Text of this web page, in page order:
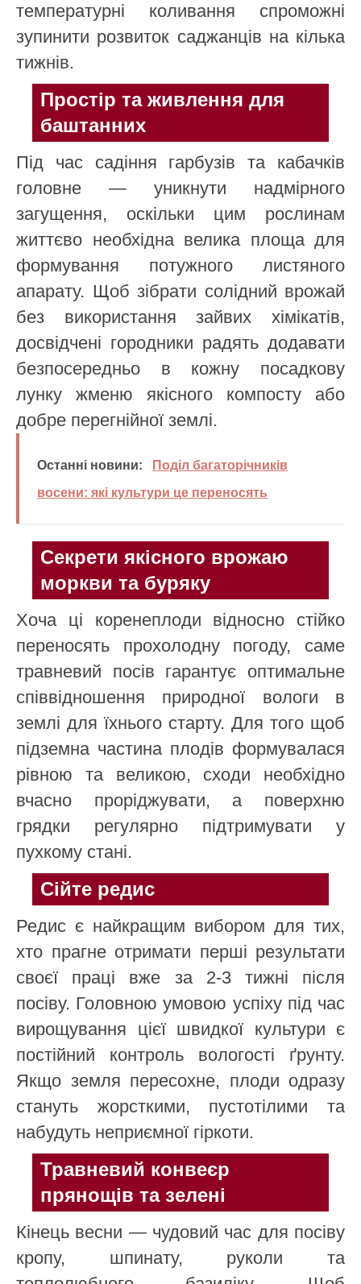
температурні коливання спроможні
зупинити розвиток саджанців на кілька
тижнів.
Простір та живлення для
баштанних
Під час садіння гарбузів та кабачків
головне — уникнути надмірного
загущення, оскільки цим рослинам
життєво необхідна велика площа для
формування потужного листяного
апарату. Щоб зібрати солідний врожай
без використання зайвих хімікатів,
досвідчені городники радять додавати
безпосередньо в кожну посадкову
лунку жменю якісного компосту або
добре перегнійної землі.
Останні новини:
Поділ багаторічників
восени: які культури це переносять
Секрети якісного врожаю
моркви та буряку
Хоча ці коренеплоди відносно стійко
переносять прохолодну погоду, саме
травневий посів гарантує оптимальне
співвідношення природної вологи в
землі для їхнього старту. Для того щоб
підземна частина плодів формувалася
рівною та великою, сходи необхідно
вчасно проріджувати, а поверхню
грядки регулярно підтримувати у
пухкому стані.
Сійте редис
Редис є найкращим вибором для тих,
хто прагне отримати перші результати
своєї праці вже за 2-3 тижні після
посіву. Головною умовою успіху під час
вирощування цієї швидкої культури є
постійний контроль вологості ґрунту.
Якщо земля пересохне, плоди одразу
стануть жорсткими, пустотілими та
набудуть неприємної гіркоти.
Травневий конвеєр
прянощів та зелені
Кінець весни — чудовий час для посіву
кропу, шпинату, руколи та